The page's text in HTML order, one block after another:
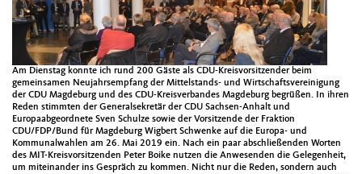
Am Dienstag konnte ich rund 200 Gäste als CDU-Kreisvorsitzender beim
gemeinsamen Neujahrsempfang der Mittelstands- und Wirtschaftsvereinigung
der CDU Magdeburg und des CDU-Kreisverbandes Magdeburg begrüßen. In ihren
Reden stimmten der Generalsekretär der CDU Sachsen-Anhalt und
Europaabgeordnete Sven Schulze sowie der Vorsitzende der Fraktion
CDU/FDP/Bund für Magdeburg Wigbert Schwenke auf die Europa- und
Kommunalwahlen am 26. Mai 2019 ein. Nach ein paar abschließenden Worten
des MIT-Kreisvorsitzenden Peter Boike nutzen die Anwesenden die Gelegenheit,
um miteinander ins Gespräch zu kommen. Nicht nur die Reden, sondern auch